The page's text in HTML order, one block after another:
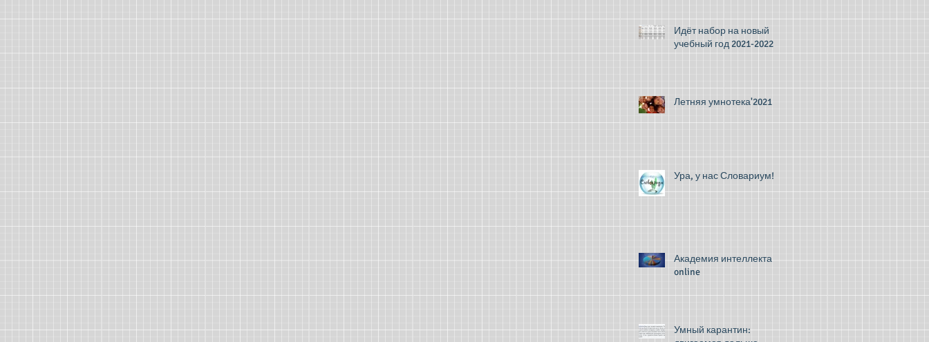
Идёт набор на новый
учебный год 2021-2022
Летняя умнотека'2021
Ура, у нас Словариум!
Академия интеллекта
online
Умный карантин: